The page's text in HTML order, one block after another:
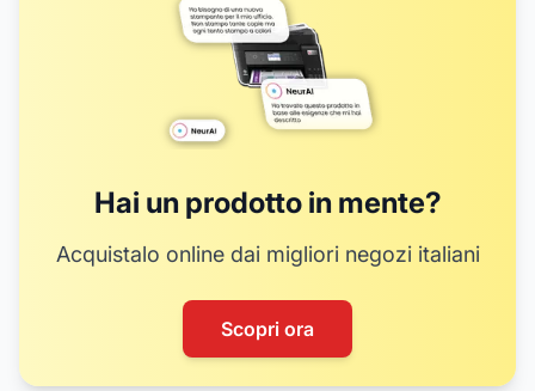
Hai un prodotto in mente?
Acquistalo online dai migliori negozi italiani
Scopri ora